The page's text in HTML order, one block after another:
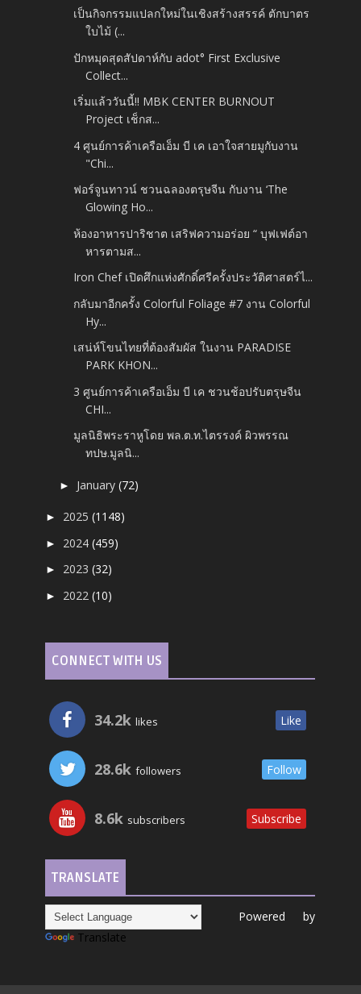
เป็นกิจกรรมแปลกใหม่ในเชิงสร้างสรรค์ ตักบาตร
ใบไม้ (...
ปักหมุดสุดสัปดาห์กับ adot° First Exclusive
Collect...
เริ่มแล้ววันนี้!! MBK CENTER BURNOUT
Project เช็กส...
4 ศูนย์การค้าเครือเอ็ม บี เค เอาใจสายมูกับงาน
"Chi...
ฟอร์จูนทาวน์ ชวนฉลองตรุษจีน กับงาน ‘The
Glowing Ho...
ห้องอาหารปาริชาต เสริฟความอร่อย “ บุฟเฟต์อา
หารตามส...
Iron Chef เปิดศึกแห่งศักดิ์ศรีครั้งประวัติศาสตร์ไ...
กลับมาอีกครั้ง Colorful Foliage #7 งาน Colorful
Hy...
เสน่ห์โขนไทยที่ต้องสัมผัส ในงาน PARADISE
PARK KHON...
3 ศูนย์การค้าเครือเอ็ม บี เค ชวนช้อปรับตรุษจีน
CHI...
มูลนิธิพระราหูโดย พล.ต.ท.ไตรรงค์ ผิวพรรณ
ทปษ.มูลนิ...
► January(72)
► 2025(1148)
► 2024(459)
► 2023(32)
► 2022(10)
CONNECT WITH US
34.2k likes Like
28.6k followers Follow
8.6k subscribers Subscribe
TRANSLATE
Powered by
Translate